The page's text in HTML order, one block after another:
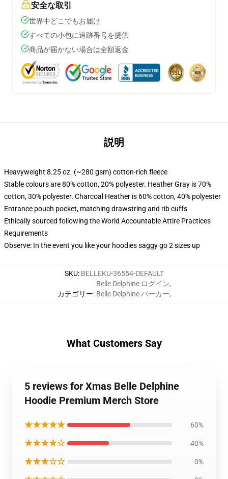
安全な取引
世界中どこでもお届け
すべての小包に追跡番号を提供
商品が届かない場合は全額返金
説明
Heavyweight 8.25 oz. (~280 gsm) cotton-rich fleece
Stable colours are 80% cotton, 20% polyester. Heather Gray is 70%
cotton, 30% polyester. Charcoal Heather is 60% cotton, 40% polyester
Entrance pouch pocket, matching drawstring and rib cuffs
Ethically sourced following the World Accountable Attire Practices
Requirements
Observe: In the event you like your hoodies saggy go 2 sizes up
SKU: BELLEKU-36554-DEFAULT
カテゴリー:
Belle Delphine ログイン,
Belle Delphine パーカー,
What Customers Say
5 reviews for Xmas Belle Delphine
Hoodie Premium Merch Store
★★★★★ 60%
★★★★☆ 40%
★★★☆☆ 0%